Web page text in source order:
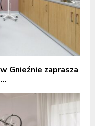
Gnieźnie zaprasza